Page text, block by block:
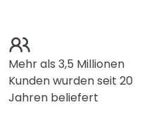
Mehr als 3,5 Millionen
Kunden wurden seit 20
Jahren beliefert